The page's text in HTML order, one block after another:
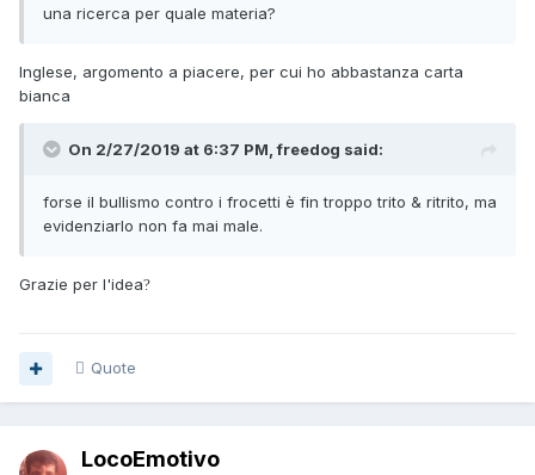
una ricerca per quale materia?
Inglese, argomento a piacere, per cui ho abbastanza carta
bianca
On 2/27/2019 at 6:37 PM, freedog said:
forse il bullismo contro i frocetti è fin troppo trito & ritrito, ma
evidenziarlo non fa mai male.
Grazie per l'idea?
Quote
LocoEmotivo